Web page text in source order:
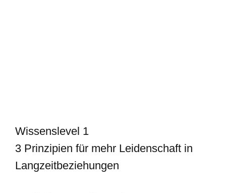
Wissenslevel 1
3 Prinzipien für mehr Leidenschaft in
Langzeitbeziehungen